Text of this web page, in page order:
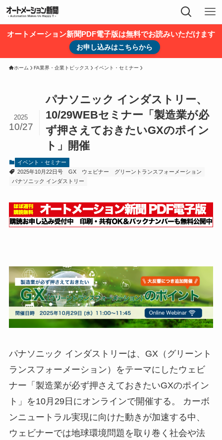
オートメーション新聞PDF電子版は無料でお読みいただけます
お申し込みはこちらから
ホーム FA業界・企業トピックス イベント・セミナー
パナソニック インダストリー、
10/29WEBセミナー「製造業が必
ず押さえておきたいGXのポイン
ト」開催
2025
10/27
イベント・セミナー
2025年10月22日号
GX ウェビナー
グリーントランスフォーメーション
パナソニック インダストリー
パナソニック インダストリーは、GX（グリーント
ランスフォーメーション）をテーマにしたウェビ
ナー「製造業が必ず押さえておきたいGXのポイン
ト」を10月29日にオンラインで開催する。 カーボ
ンニュートラル実現に向けた動きが加速する中、
ウェビナーでは地球環境問題を取り巻く社会や法